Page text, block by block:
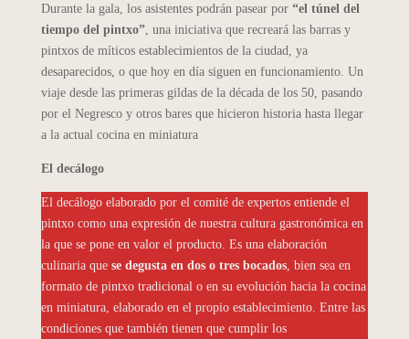
Durante la gala, los asistentes podrán pasear por “el túnel del
tiempo del pintxo”, una iniciativa que recreará las barras y
pintxos de míticos establecimientos de la ciudad, ya
desaparecidos, o que hoy en día siguen en funcionamiento. Un
viaje desde las primeras gildas de la década de los 50, pasando
por el Negresco y otros bares que hicieron historia hasta llegar
a la actual cocina en miniatura
El decálogo
El decálogo elaborado por el comité de expertos entiende el
pintxo como una expresión de nuestra cultura gastronómica en
la que se pone en valor el producto. Es una elaboración
culinaria que se degusta en dos o tres bocados, bien sea en
formato de pintxo tradicional o en su evolución hacia la cocina
en miniatura, elaborado en el propio establecimiento. Entre las
condiciones que también tienen que cumplir los